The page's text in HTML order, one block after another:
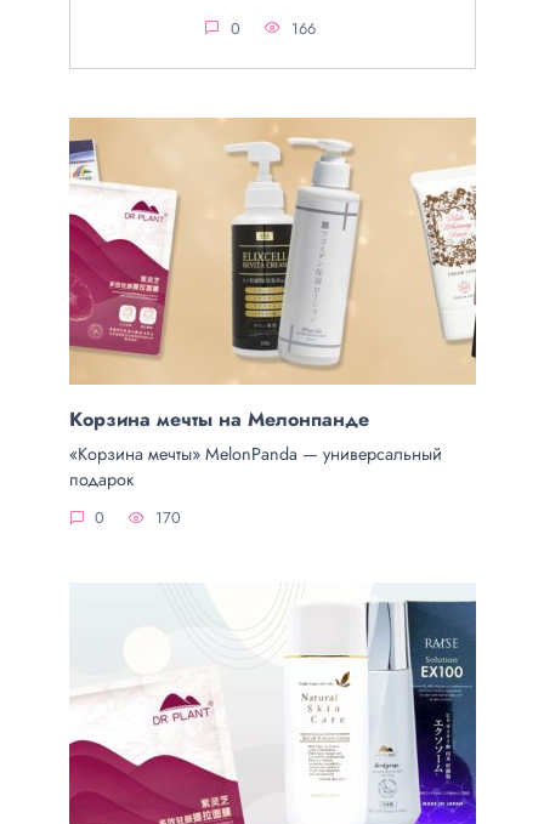
0 166
Корзина мечты на Мелонпанде
«Корзина мечты» MelonPanda — универсальный
подарок
0 170